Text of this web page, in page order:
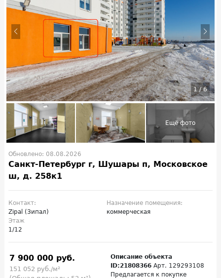
1/6
Обновлено: 08.08.2026
Санкт-Петербург г, Шушары п, Московское
ш, д. 258к1
Контакт:
Zipal (Зипал)
Назначение помещения:
коммерческая
Этаж
1/12
7 900 000 руб.
151 052 руб./м²
Описание объекта
ID:21808366 Арт. 129293108
Предлагается к покупке